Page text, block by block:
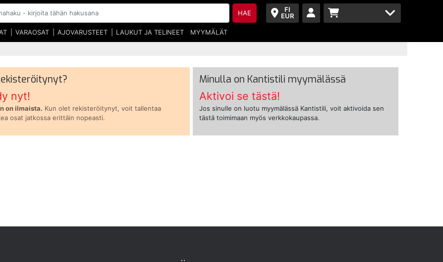
FI
EUR
HAE
VARAOSAT AJOVARUSTEET LAUKUT JA TELINEET MYYMÄLÄT
nyt!
on ilmaista. Kun olet rekisteröitynyt, voit tallentaa
osat jatkossa erittäin nopeasti.
Minulla on Kantistili myymälässä
Aktivoi se tästä!
Jos sinulle on luotu myymälässä Kantistili, voit aktivoida sen
tästä toimimaan myös verkkokaupassa.